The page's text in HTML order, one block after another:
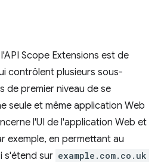
Scope Extensions est de
contrôlent plusieurs sous-
de premier niveau de se
seule et même application Web
l'UI de l'application Web et
exemple, en permettant au
s'étend sur example.com.co.uk